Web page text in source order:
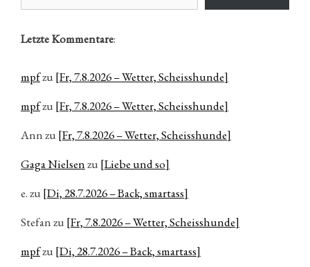
Letzte Kommentare:
mpfzu [Fr, 7.8.2026 – Wetter, Scheisshunde]
mpfzu [Fr, 7.8.2026 – Wetter, Scheisshunde]
Annzu [Fr, 7.8.2026 – Wetter, Scheisshunde]
Gaga Nielsenzu [Liebe und so]
e.zu [Di, 28.7.2026 – Back, smartass]
Stefanzu [Fr, 7.8.2026 – Wetter, Scheisshunde]
mpfzu [Di, 28.7.2026 – Back, smartass]